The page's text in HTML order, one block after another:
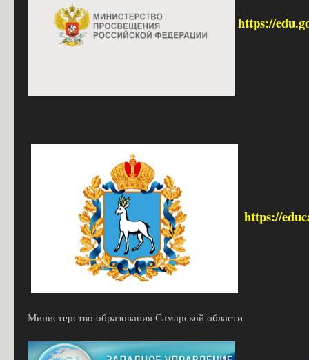
https://
https://
Министерство образования Самарской области